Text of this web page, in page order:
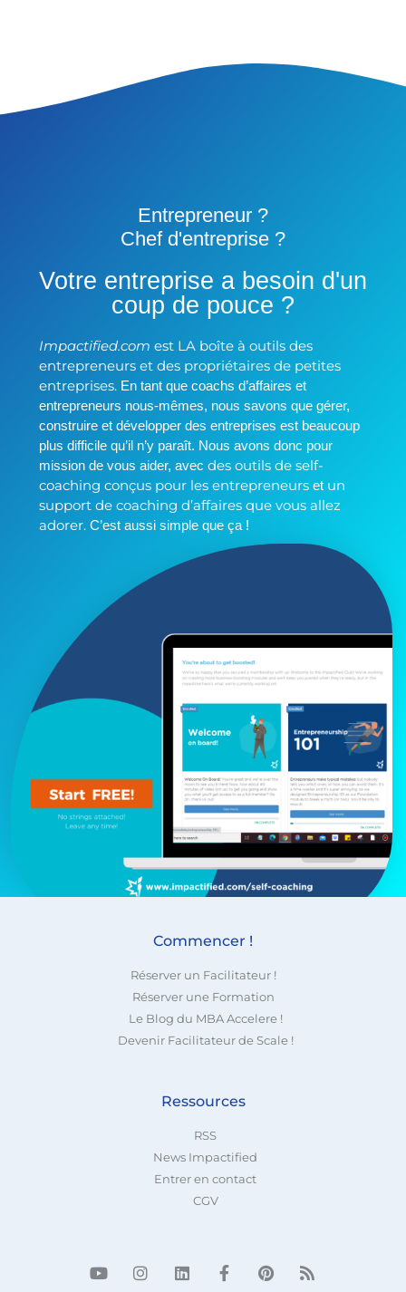
Entrepreneur ?
Chef d'entreprise ?
Votre entreprise a besoin d'un
coup de pouce ?
Impactified.com est LA boîte à outils des
entrepreneurs et des propriétaires de petites
entreprises. En tant que coachs d’affaires et
entrepreneurs nous-mêmes, nous savons que gérer,
construire et développer des entreprises est beaucoup
plus difficile qu’il n’y paraît. Nous avons donc pour
mission de vous aider, avec des outils de self-
coaching conçus pour les entrepreneurset un
support de coaching d’affaires que vous allez
adorer. C’est aussi simple que ça !
Commencer !
Réserver un Facilitateur !
Réserver une Formation
Le Blog du MBA Accelere !
Devenir Facilitateur de Scale !
Ressources
RSS
News Impactified
Entrer en contact
CGV